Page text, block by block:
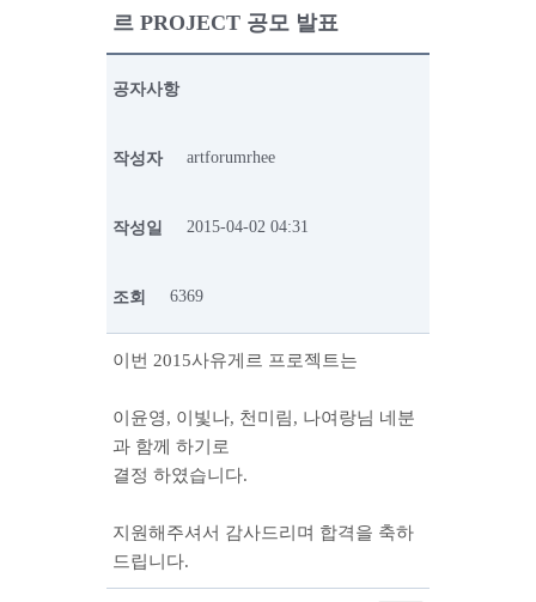
르 PROJECT 공모 발표
공자사항
작성자 artforumrhee
작성일 2015-04-02 04:31
조회 6369
이번 2015사유게르 프로젝트는
이윤영, 이빛나, 천미림, 나여랑님 네분
과 함께 하기로
결정 하였습니다.
지원해주셔서 감사드리며 합격을 축하
드립니다.